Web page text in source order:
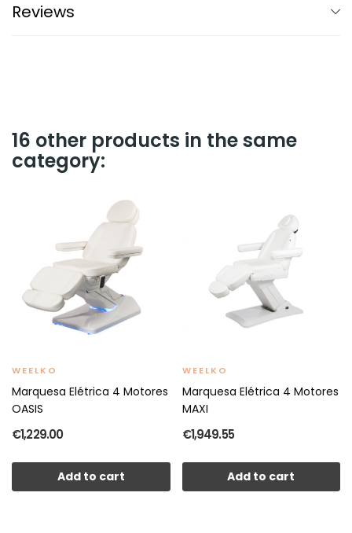
Reviews
16 other products in the same
category:
WEELKO
Marquesa Elétrica 4 Motores
OASIS
€1,229.00
Add to cart
WEELKO
Marquesa Elétrica 4 Motores
MAXI
€1,949.55
Add to cart